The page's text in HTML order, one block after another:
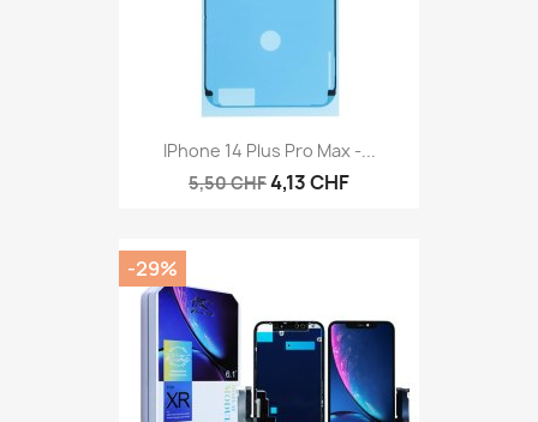
IPhone 14 Plus Pro Max -...
5,50 CHF4,13 CHF
-29%